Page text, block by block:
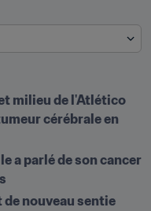
milieu de l'Atlético
cérébrale en
a parlé de son cancer
de nouveau sentie